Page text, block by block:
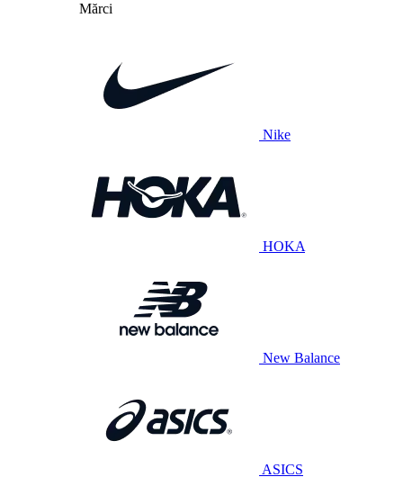
Mărci
Nike
HOKA
New Balance
ASICS